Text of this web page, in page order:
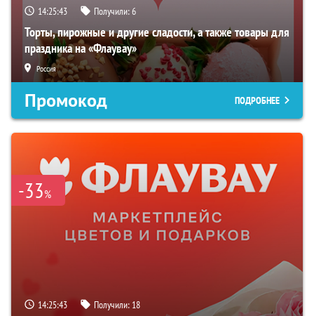
14:25:42 Получили:6
Торты, пирожные и другие сладости, а также товары для
праздника на «Флаувау»
Россия
Промокод ПОДРОБНЕЕ
-33%
14:25:42 Получили: 18